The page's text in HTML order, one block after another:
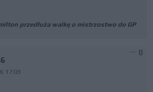
przedłuża walkę o mistrzostwo do GP
17:03
0